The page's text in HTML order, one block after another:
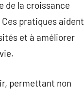
de la croissance
pratiques aident
et à améliorer
permettant non